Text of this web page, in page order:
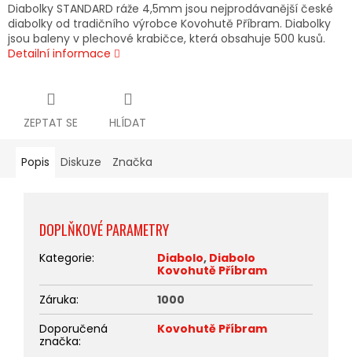
Diabolky STANDARD ráže 4,5mm jsou nejprodávanější české
diabolky od tradičního výrobce Kovohutě Příbram. Diabolky
jsou baleny v plechové krabičce, která obsahuje 500 kusů.
Detailní informace
ZEPTAT SE HLÍDAT
Popis Diskuze Značka
DOPLŇKOVÉ PARAMETRY
Kategorie: Diabolo, Diabolo
Kovohutě Příbram
Záruka:
1000
Doporučená
značka:
Kovohutě Příbram